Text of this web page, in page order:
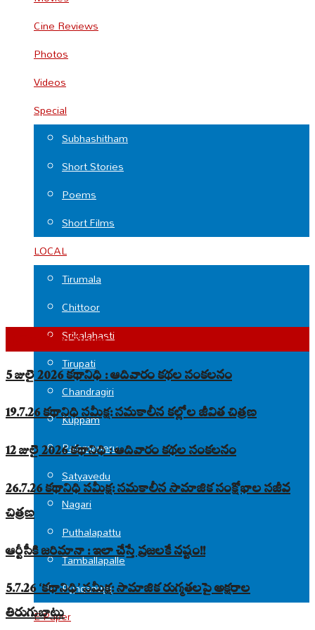
Cine Reviews
Photos
Videos
Special
Subhashitham
Short Stories
Poems
Short Films
LOCAL
Tirumala
Chittoor
Srikalahasti
Tirupati
Chandragiri
Kuppam
Palamaneru
Satyavedu
Nagari
Puthalapattu
Tamballapalle
Punganuru
E-Paper
Top Read Stories
5 జులై 2026 కథానిధి : ఆదివారం కథల సంకలనం
19.7.26 కథానిధి సమీక్ష: సమకాలీన కల్లోల జీవిత చిత్రణ
12 జులై 2026 కథానిధి : ఆదివారం కథల సంకలనం
26.7.26 కథానిధి సమీక్ష: సమకాలీన సామాజిక సంక్షోభాల సజీవ
చిత్రణ
ఆర్టీసీకి జరిమానా : ఇలా చేస్తే ప్రజలకే నష్టం!!
5.7.26 ‘కథానిధి’ సమీక్ష: సామాజిక రుగ్మతలపై అక్షరాల
తిరుగుబాటు